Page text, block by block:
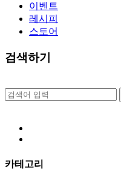
이벤트
레시피
스토어
검색하기
검
카테고리